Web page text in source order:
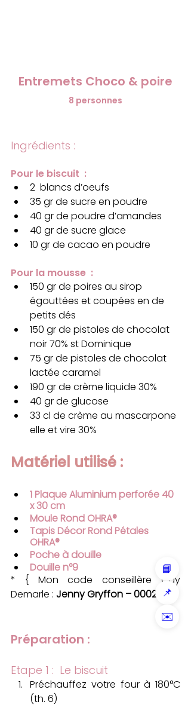
Entremets Choco & poire
8 personnes
Ingrédients :
Pour le biscuit  :
2  blancs d’oeufs
35 gr de sucre en poudre
40 gr de poudre d’amandes
40 gr de sucre glace
10 gr de cacao en poudre
Pour la mousse  :
150 gr de poires au sirop
égouttées et coupées en de
petits dés
150 gr de pistoles de chocolat
noir 70% st Dominique
75 gr de pistoles de chocolat
lactée caramel
190 gr de crème liquide 30%
40 gr de glucose
33 cl de crème au mascarpone
elle et vire 30%
Matériel utilisé :
1 Plaque Aluminium perforée 40
x 30 cm
Moule Rond OHRA®
Tapis Décor Rond Pétales
OHRA®
Poche à douille
Douille n°9
* { Mon code conseillère Guy
Demarle : Jenny Gryffon – 0002970
Préparation :
Etape 1 :  Le biscuit
Préchauffez votre four à 180°C
(th. 6)
📘
📌
✉️